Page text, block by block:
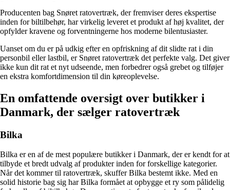
Producenten bag Snøret ratovertræk, der fremviser deres ekspertise
inden for biltilbehør, har virkelig leveret et produkt af høj kvalitet, der
opfylder kravene og forventningerne hos moderne bilentusiaster.
Uanset om du er på udkig efter en opfriskning af dit slidte rat i din
personbil eller lastbil, er Snøret ratovertræk det perfekte valg. Det giver
ikke kun dit rat et nyt udseende, men forbedrer også grebet og tilføjer
en ekstra komfortdimension til din køreoplevelse.
En omfattende oversigt over butikker i
Danmark, der sælger ratovertræk
Bilka
Bilka er en af de mest populære butikker i Danmark, der er kendt for at
tilbyde et bredt udvalg af produkter inden for forskellige kategorier.
Når det kommer til ratovertræk, skuffer Bilka bestemt ikke. Med en
solid historie bag sig har Bilka formået at opbygge et ry som pålidelig